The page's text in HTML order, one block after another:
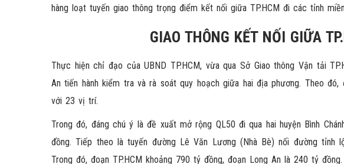
hàng loạt tuyến giao thông trọng điểm kết nối giữa TP.HCM đi các tỉnh
GIAO THÔNG KẾT NỐI GIỮA
Thực hiện chỉ đạo của UBND TP.HCM, vừa qua Sở Giao thông Vận tải
An tiến hành kiểm tra và rà soát quy hoạch giữa hai địa phương. Theo
với 23 vị trí.
Trong đó, đáng chú ý là đề xuất mở rộng QL50 đi qua hai huyện Bình
đồng. Tiếp theo là tuyến đường Lê Văn Lương (Nhà Bè) nối đường tỉnh
Trong đó, đoạn TP.HCM khoảng 790 tỷ đồng, đoạn Long An là 240 tỷ đồng.